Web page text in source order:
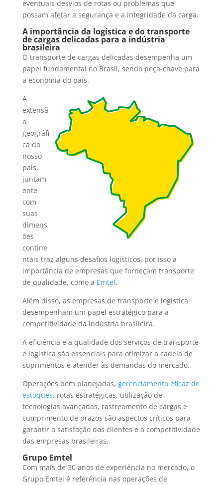
eventuais desvios de rotas ou problemas que
possam afetar a segurança e a integridade da carga.
A importância da logística e do transporte
de cargas delicadas para a indústria
brasileira
O transporte de cargas delicadas desempenha um
papel fundamental no Brasil, sendo peça-chave para
a economia do país.
A
extensã
o
geográfi
ca do
nosso
país,
juntam
ente
com
suas
dimens
ões
contine
ntais traz alguns desafios logísticos, por isso a
importância de empresas que forneçam transporte
de qualidade, como a Emtel.
Além disso, as empresas de transporte e logística
desempenham um papel estratégico para a
competitividade da indústria brasileira.
A eficiência e a qualidade dos serviços de transporte
e logística são essenciais para otimizar a cadeia de
suprimentos e atender às demandas do mercado.
Operações bem planejadas, gerenciamento eficaz de
estoques, rotas estratégicas, utilização de
tecnologias avançadas, rastreamento de cargas e
cumprimento de prazos são aspectos críticos para
garantir a satisfação dos clientes e a competitividade
das empresas brasileiras.
Grupo Emtel
Com mais de 30 anos de experiência no mercado, o
Grupo Emtel é referência nas operações de